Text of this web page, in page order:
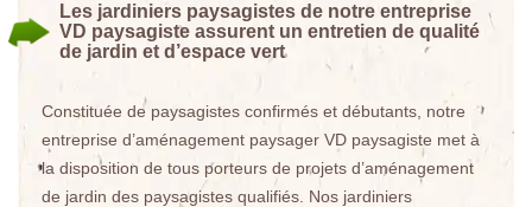
Les jardiniers paysagistes de notre entreprise
VD paysagiste assurent un entretien de qualité
de jardin et d’espace vert
Constituée de paysagistes confirmés et débutants, notre
entreprise d’aménagement paysager VD paysagiste met à
la disposition de tous porteurs de projets d’aménagement
de jardin des paysagistes qualifiés. Nos jardiniers